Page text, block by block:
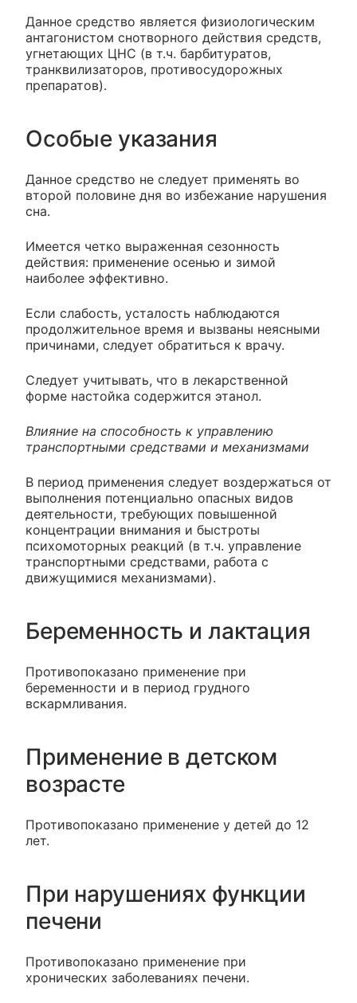
Данное средство является физиологическим
антагонистом снотворного действия средств,
угнетающих ЦНС (в т.ч. барбитуратов,
транквилизаторов, противосудорожных
препаратов).
Особые указания
Данное средство не следует применять во
второй половине дня во избежание нарушения
сна.
Имеется четко выраженная сезонность
действия: применение осенью и зимой
наиболее эффективно.
Если слабость, усталость наблюдаются
продолжительное время и вызваны неясными
причинами, следует обратиться к врачу.
Следует учитывать, что в лекарственной
форме настойка содержится этанол.
Влияние на способность к управлению
транспортными средствами и механизмами
В период применения следует воздержаться от
выполнения потенциально опасных видов
деятельности, требующих повышенной
концентрации внимания и быстроты
психомоторных реакций (в т.ч. управление
транспортными средствами, работа с
движущимися механизмами).
Беременность и лактация
Противопоказано применение при
беременности и в период грудного
вскармливания.
Применение в детском
возрасте
Противопоказано применение у детей до 12
лет.
При нарушениях функции
печени
Противопоказано применение при
хронических заболеваниях печени.